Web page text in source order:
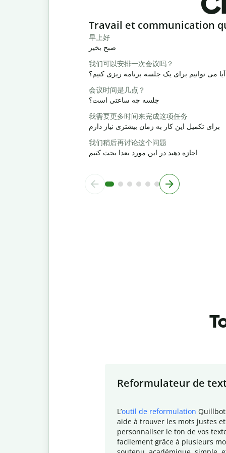
Slide 1 of 6
Travail et communication
早上好
صبح بخیر
我们可以安排一次会议吗？
آیا می توانیم برای یک جلسه برنامه ریزی کنیم؟
会议时间是几点？
جلسه چه ساعتی است؟
我需要更多时间来完成这项任务
برای تکمیل این کار به زمان بیشتری نیاز دارم
我们稍后再讨论这个问题
اجازه دهید در این مورد بعدا بحث کنیم
Reformulateur de
L ’outil de reformulation
aide à trouver les mots justes
personnaliser le ton de vos
facilement grâce à plusieurs